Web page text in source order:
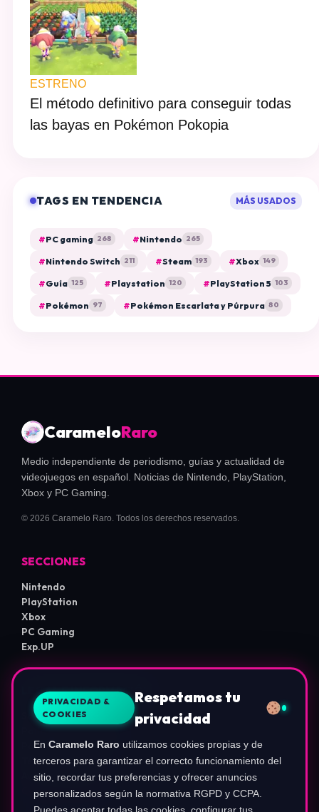
ESTRENO
El método definitivo para conseguir todas
las bayas en Pokémon Pokopia
TAGS EN TENDENCIA MÁS USADOS
#PC gaming 268 #Nintendo 265
#Nintendo Switch 211 #Steam 193 #Xbox 149
#Guía 125 #Playstation 120 #PlayStation 5 103
#Pokémon 97 #Pokémon Escarlata y Púrpura 80
CarameloRaro
Medio independiente de periodismo, guías y actualidad de
videojuegos en español. Noticias de Nintendo, PlayStation,
Xbox y PC Gaming.
© 2026 Caramelo Raro. Todos los derechos reservados.
SECCIONES
Nintendo
PlayStation
Xbox
PC Gaming
Exp.UP
LEGAL E INFORMACIÓN
Sobre Nosotros
Política de Privacidad
Política de Cookies
Términos de Uso
Aviso de Afiliados
Configurar Cookies
PRIVACIDAD &
COOKIES
Respetamos tu
privacidad
En Caramelo Raro utilizamos cookies propias y de
terceros para garantizar el correcto funcionamiento del
sitio, recordar tus preferencias y ofrecer anuncios
personalizados según la normativa RGPD y CCPA.
Puedes aceptar todas las cookies, configurar tus